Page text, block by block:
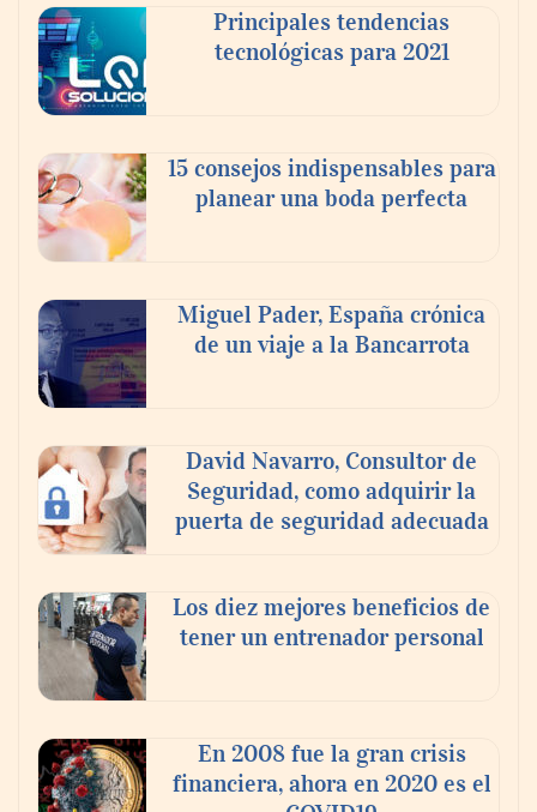
En el Día de la Cerveza, Grupo Modelo
mundo elige para reunirse: 7 de cada 10 la
escogen
compromiso para el eclipse solar del 12 de
agosto
‘El ransomware se puede vencer. No
Ricardo Palacio Escobar
Principales tendencias
tecnológicas para 2021
15 consejos indispensables para
planear una boda perfecta
Miguel Pader, España crónica
de un viaje a la Bancarrota
David Navarro, Consultor de
Seguridad, como adquirir la
puerta de seguridad adecuada
Los diez mejores beneficios de
tener un entrenador personal
En 2008 fue la gran crisis
financiera, ahora en 2020 es el